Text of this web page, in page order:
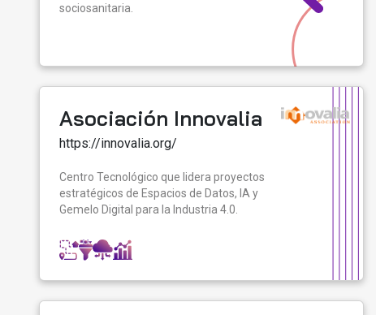
sociosanitaria.
Asociación Innovalia
https://innovalia.org/
Centro Tecnológico que lidera proyectos
estratégicos de Espacios de Datos, IA y
Gemelo Digital para la Industria 4.0.